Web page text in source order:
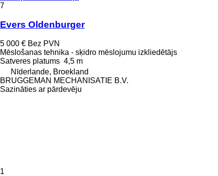
7
Evers Oldenburger
5 000 € Bez PVN
Mēslošanas tehnika - sķidro mēslojumu izkliedētājs
Satveres platums 4,5 m
Nīderlande, Broekland
BRUGGEMAN MECHANISATIE B.V.
Sazināties ar pārdevēju
1